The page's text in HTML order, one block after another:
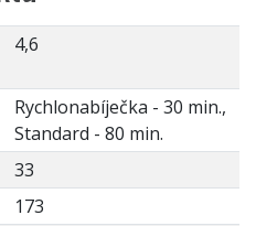
4,6
Rychlonabíječka - 30 min.,
Standard - 80 min.
33
173